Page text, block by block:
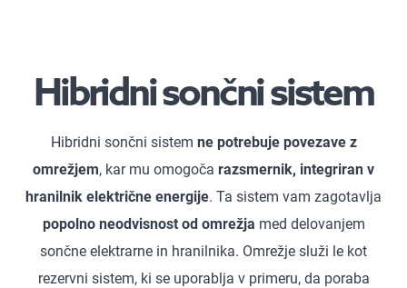
Hibridni sončni sistem
Hibridni sončni sistem ne potrebuje povezave z
omrežjem, kar mu omogoča razsmernik, integriran v
hranilnik električne energije. Ta sistem vam zagotavlja
popolno neodvisnost od omrežja med delovanjem
sončne elektrarne in hranilnika. Omrežje služi le kot
rezervni sistem, ki se uporablja v primeru, da poraba